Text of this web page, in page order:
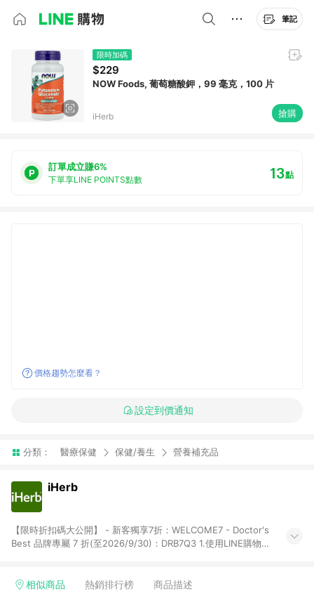
筆記
限時加碼
$229
NOW Foods, 葡萄糖酸鉀，99 毫克，100 片
iHerb 搶購
訂單成立賺6%
下單享LINE POINTS點數 13點
價格趨勢怎麼看？
設定到價通知
分類： 醫療保健 保健/養生 營養補充品
iHerb
【限時折扣碼大公開】 - 新客獨享7折：WELCOME7 - Doctor's
Best 品牌專屬 7 折(至2026/9/30)：DRB7Q3 1.使用LINE購物下
物頁面上提供的折扣碼，則不符合LINE POINTS 回饋資格（官方
相似商品 熱銷排行榜 商品描述